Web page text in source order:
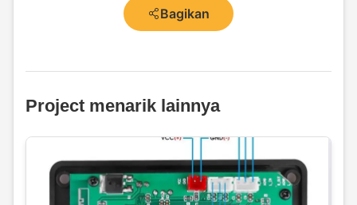
Bagikan
Project menarik lainnya